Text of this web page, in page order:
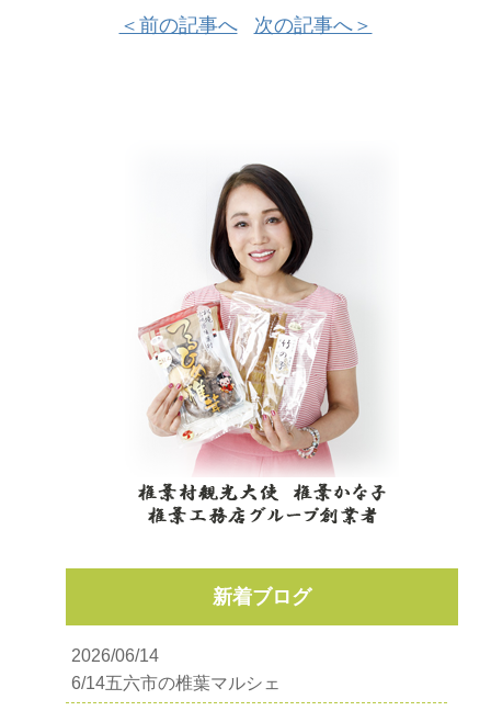
＜前の記事へ 次の記事へ＞
新着ブログ
2026/06/14
6/14五六市の椎葉マルシェ